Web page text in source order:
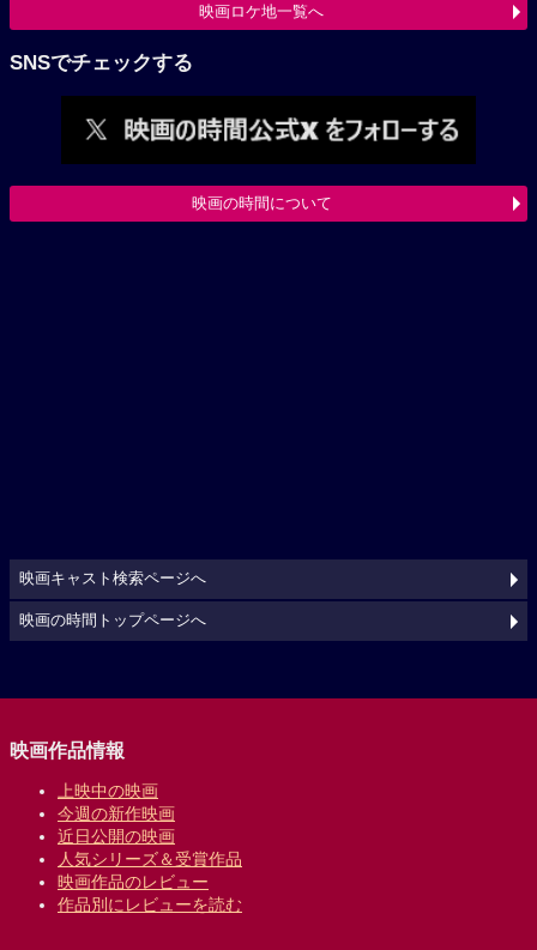
映画ロケ地一覧へ
SNSでチェックする
映画の時間について
映画キャスト検索ページへ
映画の時間トップページへ
映画作品情報
上映中の映画
今週の新作映画
近日公開の映画
人気シリーズ＆受賞作品
映画作品のレビュー
作品別にレビューを読む